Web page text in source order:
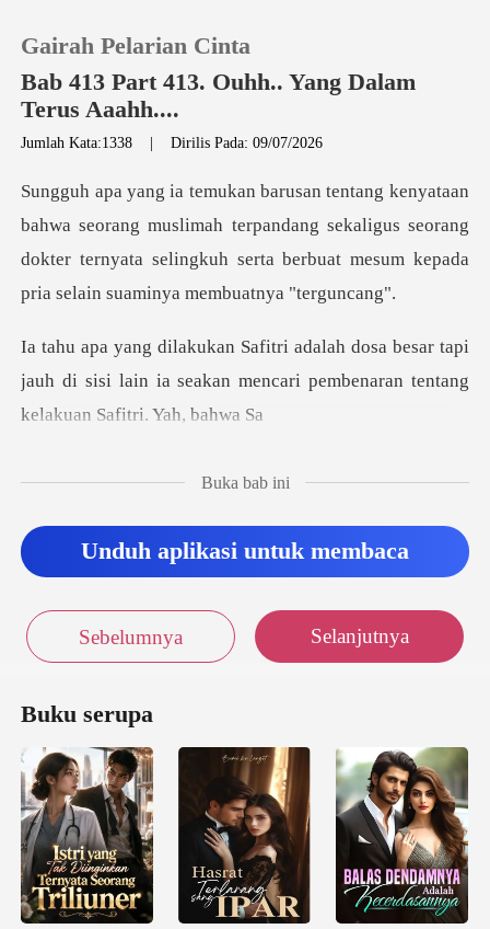
Pengisian Ulang
Riwayat Membaca
Keluar
Unduh Aplikasi
Gairah Pelarian Cinta
Bab 413 Part 413. Ouhh.. Yang Dalam
Terus Aaahh....
Jumlah Kata:1338 |Dirilis Pada: 09/07/2026
muslimah terpandang sekaligus seorang
dokter ternyata selingkuh sert
esar tapi
jauh di sisi lain ia seakan mencari pe
Buka bab ini
Unduh aplikasi untuk membaca
Sebelumnya Selanjutnya
Buku serupa